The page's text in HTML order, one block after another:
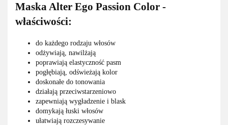
Maska Alter Ego Passion Color -
właściwości:
do każdego rodzaju włosów
odżywiają, nawilżają
poprawiają elastyczność pasm
pogłębiają, odświeżają kolor
doskonałe do tonowania
działają przeciwstarzeniowo
zapewniają wygładzenie i blask
domykają łuski włosów
ułatwiają rozczesywanie